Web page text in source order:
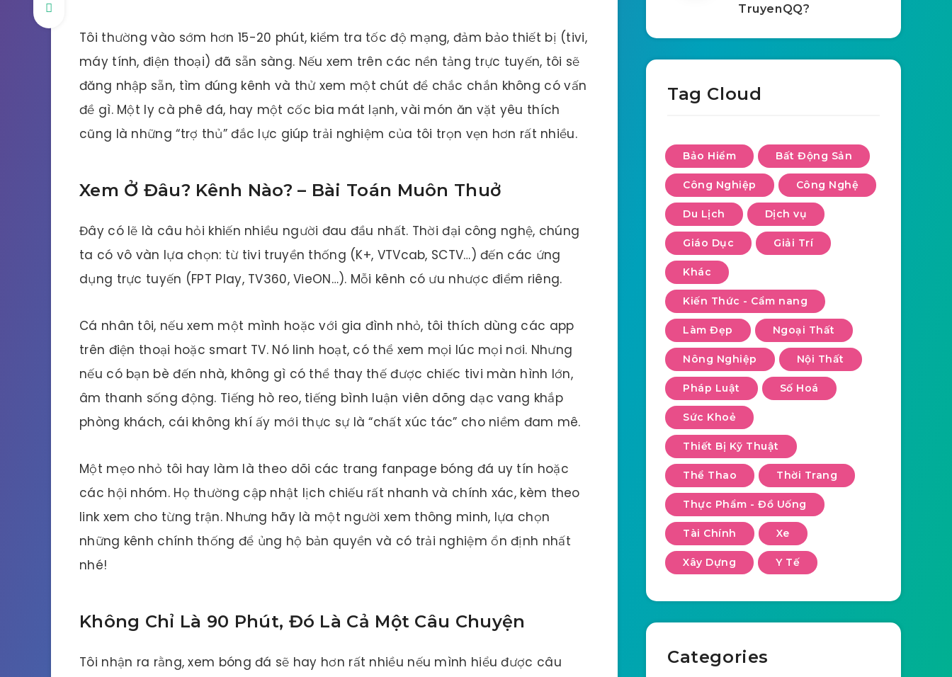
Tôi thường vào sớm hơn 15-20 phút, kiểm tra tốc độ mạng, đảm bảo thiết bị (tivi,
máy tính, điện thoại) đã sẵn sàng. Nếu xem trên các nền tảng trực tuyến, tôi sẽ
đăng nhập sẵn, tìm đúng kênh và thử xem một chút để chắc chắn không có vấn
đề gì. Một ly cà phê đá, hay một cốc bia mát lạnh, vài món ăn vặt yêu thích
cũng là những “trợ thủ” đắc lực giúp trải nghiệm của tôi trọn vẹn hơn rất nhiều.
Xem Ở Đâu? Kênh Nào? – Bài Toán Muôn Thuở
Đây có lẽ là câu hỏi khiến nhiều người đau đầu nhất. Thời đại công nghệ, chúng
ta có vô vàn lựa chọn: từ tivi truyền thống (K+, VTVcab, SCTV…) đến các ứng
dụng trực tuyến (FPT Play, TV360, VieON…). Mỗi kênh có ưu nhược điểm riêng.
Cá nhân tôi, nếu xem một mình hoặc với gia đình nhỏ, tôi thích dùng các app
trên điện thoại hoặc smart TV. Nó linh hoạt, có thể xem mọi lúc mọi nơi. Nhưng
nếu có bạn bè đến nhà, không gì có thể thay thế được chiếc tivi màn hình lớn,
âm thanh sống động. Tiếng hò reo, tiếng bình luận viên dõng dạc vang khắp
phòng khách, cái không khí ấy mới thực sự là “chất xúc tác” cho niềm đam mê.
Một mẹo nhỏ tôi hay làm là theo dõi các trang fanpage bóng đá uy tín hoặc
các hội nhóm. Họ thường cập nhật lịch chiếu rất nhanh và chính xác, kèm theo
link xem cho từng trận. Nhưng hãy là một người xem thông minh, lựa chọn
những kênh chính thống để ủng hộ bản quyền và có trải nghiệm ổn định nhất
nhé!
Không Chỉ Là 90 Phút, Đó Là Cả Một Câu Chuyện
Tôi nhận ra rằng, xem bóng đá sẽ hay hơn rất nhiều nếu mình hiểu được câu
TruyenQQ?
Tag Cloud
Bảo Hiểm Bất Động Sản
Công Nghiệp Công Nghệ
Du Lịch Dịch vụ
Giáo Dục Giải Trí
Khác
Kiến Thức - Cẩm nang
Làm Đẹp Ngoại Thất
Nông Nghiệp Nội Thất
Pháp Luật Số Hoá
Sức Khoẻ
Thiết Bị Kỹ Thuật
Thể Thao Thời Trang
Thực Phẩm - Đồ Uống
Tài Chính Xe
Xây Dựng Y Tế
Categories